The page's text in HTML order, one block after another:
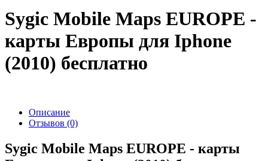
Sygic Mobile Maps EUROPE -
карты Европы для Iphone
(2010) бесплатно
Описание
Отзывов (0)
Sygic Mobile Maps EUROPE - карты